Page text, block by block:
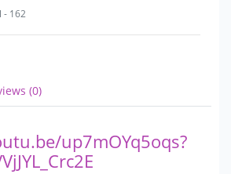
- 162
(0)
up7mOYq5oqs?